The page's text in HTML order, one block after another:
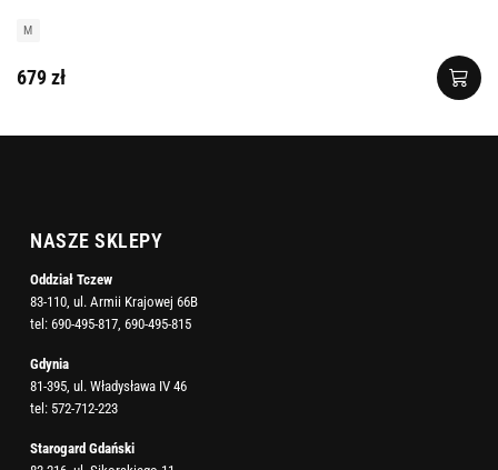
M
679 zł
NASZE SKLEPY
Oddział Tczew
83-110, ul. Armii Krajowej 66B
tel: 690-495-817 690-495-815
Gdynia
81-395, ul. Władysława IV 46
tel: 572-712-223
Starogard Gdański